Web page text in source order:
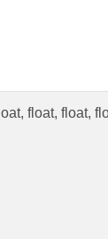
float, float,